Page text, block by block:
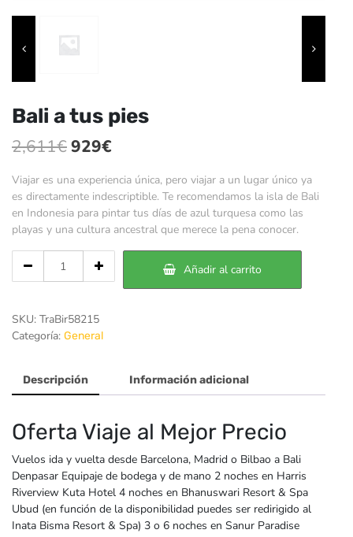
Bali a tus pies
2,611€El
precio
original
era:
929€
precio
actual
es:
Viajar es una experiencia única, pero viajar a un lugar único ya
es directamente indescriptible. Te recomendamos la isla de Bali
en Indonesia para pintar tus días de azul turquesa como las
playas y una cultura ancestral que merece la pena conocer.
tus
pies
Añadir al carrito
SKU: TraBir58215
Categoría: General
Descripción Información adicional
Oferta Viaje al Mejor Precio
Vuelos ida y vuelta desde Barcelona, Madrid o Bilbao a Bali
Denpasar Equipaje de bodega y de mano 2 noches en Harris
Riverview Kuta Hotel 4 noches en Bhanuswari Resort & Spa
Ubud (en función de la disponibilidad puedes ser redirigido al
Inata Bisma Resort & Spa) 3 o 6 noches en Sanur Paradise